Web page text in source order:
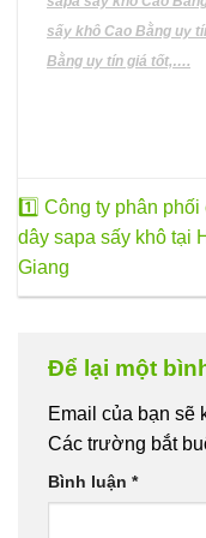
sấy khô Cao Bằng uy
Bằng uy tín giá tốt,….
1️⃣ Công ty phân phối
dây sapa sấy khô tại
Giang
Để lại một
Email của bạn sẽ
Các trường bắt
Bình luận *